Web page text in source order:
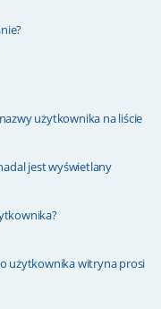
użytkownika na liście
jest wyświetlany
użytkownika witryna prosi